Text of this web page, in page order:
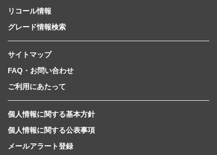
リコール情報
グレード情報検索
サイトマップ
FAQ・お問い合わせ
ご利用にあたって
個人情報に関する基本方針
個人情報に関する公表事項
メールアラート登録